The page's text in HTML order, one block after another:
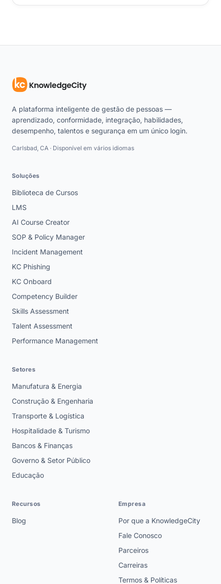
A plataforma inteligente de gestão de pessoas —
aprendizado, conformidade, integração, habilidades,
desempenho, talentos e segurança em um único login.
Carlsbad, CA · Disponível em vários idiomas
Soluções
Biblioteca de Cursos
LMS
AI Course Creator
SOP & Policy Manager
Incident Management
KC Phishing
KC Onboard
Competency Builder
Skills Assessment
Talent Assessment
Performance Management
Setores
Manufatura & Energia
Construção & Engenharia
Transporte & Logística
Hospitalidade & Turismo
Bancos & Finanças
Governo & Setor Público
Educação
Recursos
Blog
Empresa
Por que a KnowledgeCity
Fale Conosco
Parceiros
Carreiras
Termos & Políticas